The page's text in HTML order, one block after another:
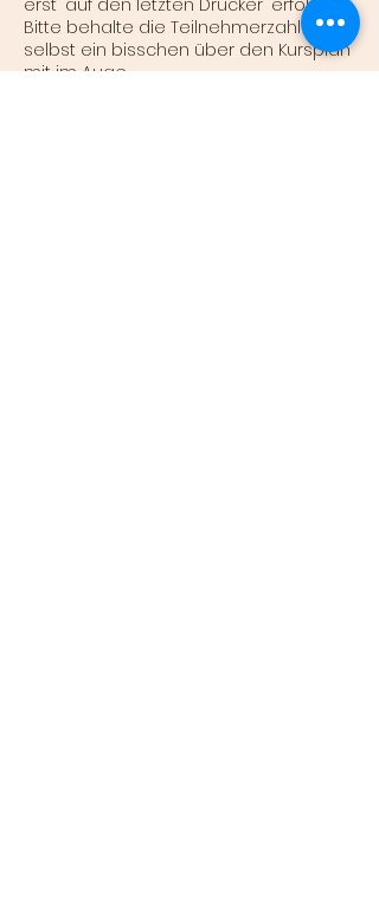
Bitte behalte die Teilnehmerzahl auch
selbst ein bisschen über den Kursplan
mit im Auge.